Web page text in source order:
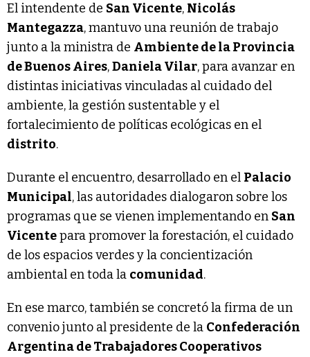
El intendente de San Vicente, Nicolás
Mantegazza, mantuvo una reunión de trabajo
junto a la ministra de Ambiente de la Provincia
de Buenos Aires,Daniela Vilar, para avanzar en
distintas iniciativas vinculadas al cuidado del
ambiente, la gestión sustentable y el
fortalecimiento de políticas ecológicas en el
distrito.
Durante el encuentro, desarrollado en el Palacio
Municipal, las autoridades dialogaron sobre los
programas que se vienen implementando en San
Vicentepara promover la forestación, el cuidado
de los espacios verdes y la concientización
ambiental en toda la comunidad.
En ese marco, también se concretó la firma de un
convenio junto al presidente de la Confederación
Argentina de Trabajadores Cooperativos